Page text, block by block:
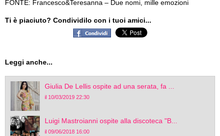
FONTE: Francesco&Teresanna – Due nomi, mille emozioni
Ti è piaciuto? Condividilo con i tuoi amici...
Leggi anche...
Giulia De Lellis ospite ad una serata, fa ...
il 10/03/2019 22:30
Luigi Mastroianni ospite alla discoteca "B...
il 09/06/2018 16:00